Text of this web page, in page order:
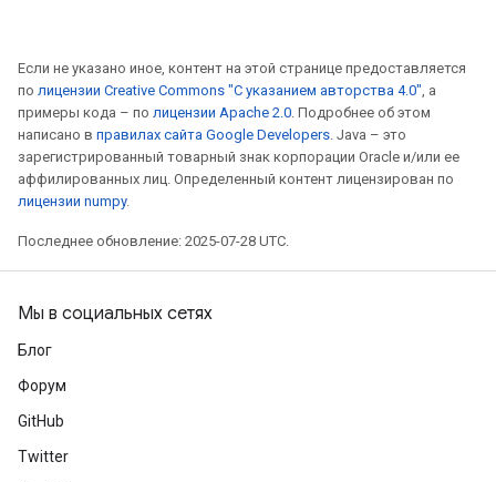
Если не указано иное, контент на этой странице предоставляется
по лицензии Creative Commons "С указанием авторства 4.0", а
примеры кода – по лицензии Apache 2.0. Подробнее об этом
написано в правилах сайта Google Developers. Java – это
зарегистрированный товарный знак корпорации Oracle и/или ее
аффилированных лиц. Определенный контент лицензирован по
лицензии numpy.
Последнее обновление: 2025-07-28 UTC.
Мы в социальных сетях
Блог
Форум
GitHub
Twitter